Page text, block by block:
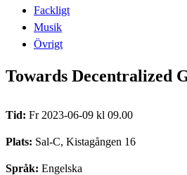
Fackligt
Musik
Övrigt
Towards Decentralized
Tid: Fr 2023-06-09 kl 09.00
Plats: Sal-C, Kistagången 16
Språk: Engelska